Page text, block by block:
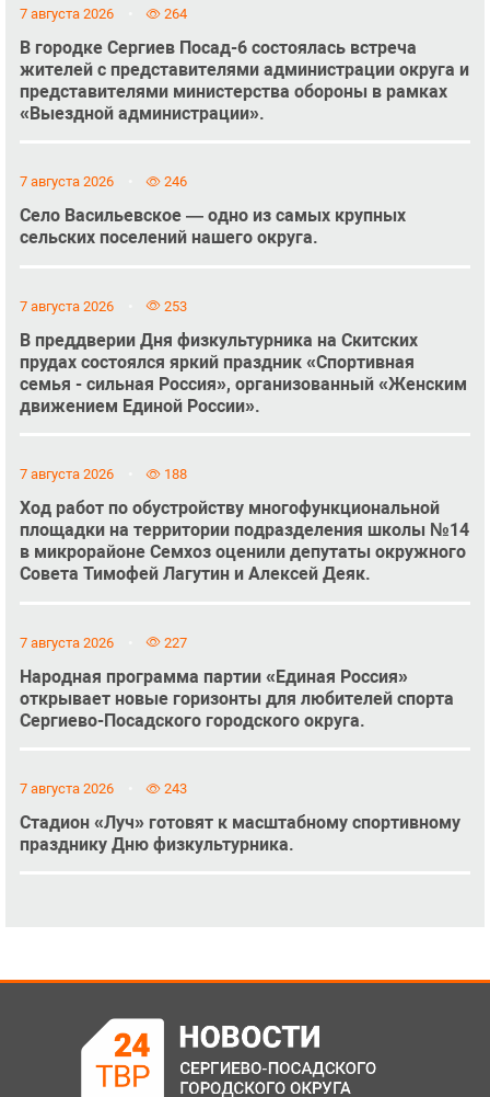
7 августа 2026 264
В городке Сергиев Посад-6 состоялась встреча
жителей с представителями администрации округа и
представителями министерства обороны в рамках
«Выездной администрации».
7 августа 2026 246
Село Васильевское — одно из самых крупных
сельских поселений нашего округа.
7 августа 2026 253
В преддверии Дня физкультурника на Скитских
прудах состоялся яркий праздник «Спортивная
семья - сильная Россия», организованный «Женским
движением Единой России».
7 августа 2026 188
Ход работ по обустройству многофункциональной
площадки на территории подразделения школы №14
в микрорайоне Семхоз оценили депутаты окружного
Совета Тимофей Лагутин и Алексей Деяк.
7 августа 2026 227
Народная программа партии «Единая Россия»
открывает новые горизонты для любителей спорта
Сергиево-Посадского городского округа.
7 августа 2026 243
Стадион «Луч» готовят к масштабному спортивному
празднику Дню физкультурника.